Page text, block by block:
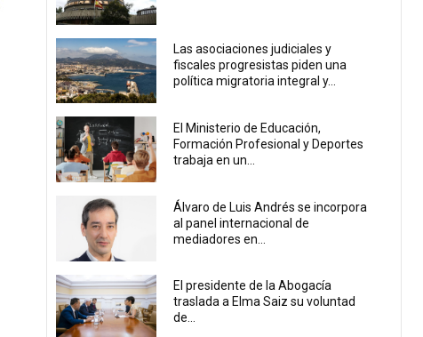
Las asociaciones judiciales y
fiscales progresistas piden una
política migratoria integral y...
El Ministerio de Educación,
Formación Profesional y Deportes
trabaja en un...
Álvaro de Luis Andrés se incorpora
al panel internacional de
mediadores en...
El presidente de la Abogacía
traslada a Elma Saiz su voluntad
de...